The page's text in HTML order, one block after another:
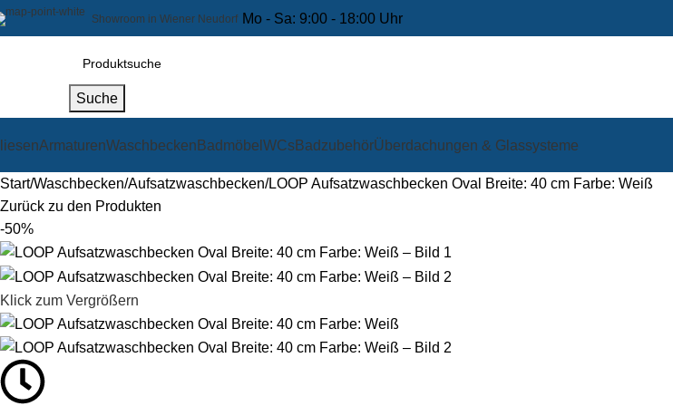
Showroom in Wiener Neudorf Mo - Sa: 9:00 - 18:00 Uhr
Suche
ArmaturenWaschbecken Badmöbel WCsBadzubehörÜberdachungen & Glassysteme
Start Waschbecken Aufsatzwaschbecken LOOP Aufsatzwaschbecken Oval Breite: 40 cm Farbe: Weiß
Zurück zu den Produkten
-50%
Klick zum Vergrößern